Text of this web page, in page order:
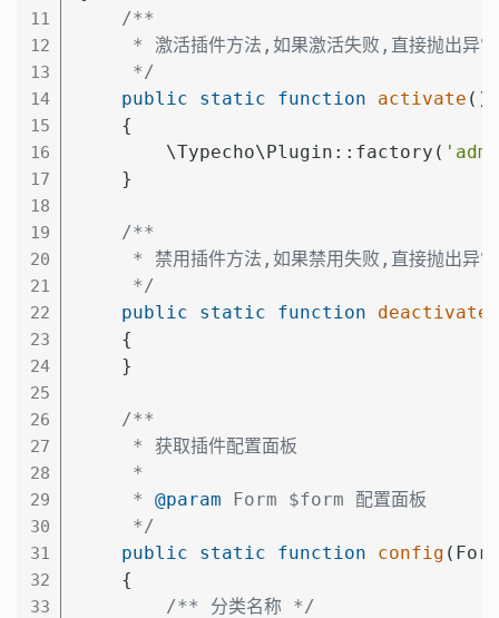
11
12
13
14
15
16
17
18
19
20
21
22
23
24
25
26
27
28
29
30
31
32
33
/**
     * 激活插件方法,如果激活失败,直接抛出异常
     */
public
static function activate ()
{
        \Typecho\Plugin::factory(
    }
/**
     * 禁用插件方法,如果禁用失败,直接抛出异常
     */
public
static function deactivate
{
    }
/**
     * 获取插件配置面板
     *
     *
@param Form $form 配置面板
     */
public
static function config
{
/** 分类名称 */